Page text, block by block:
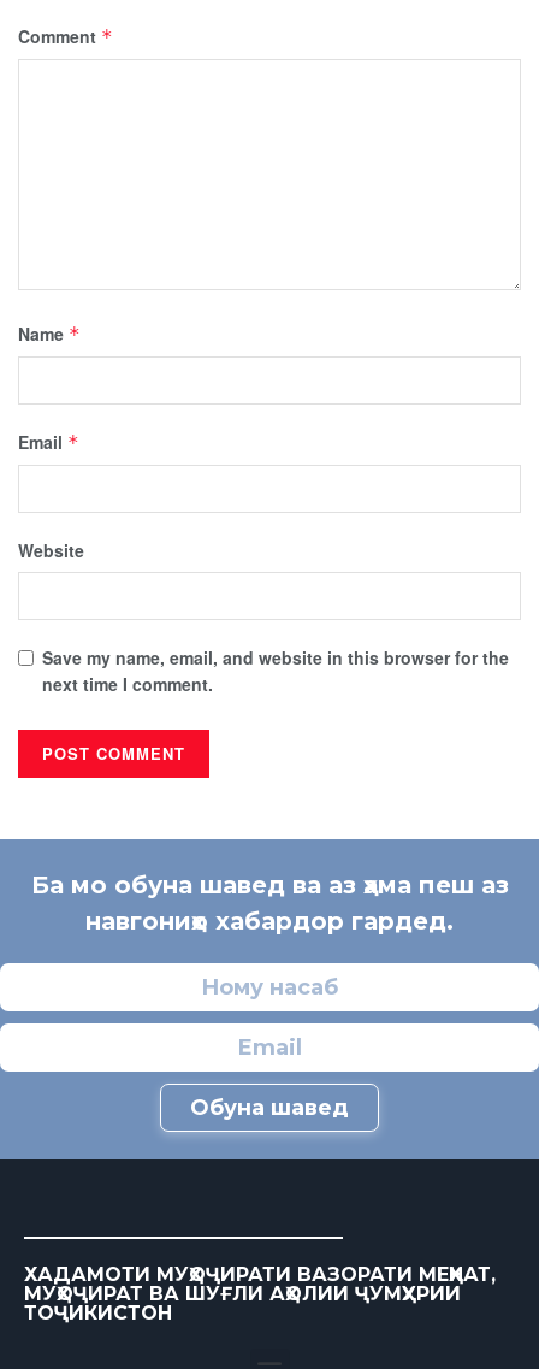
Comment *
Name *
Email *
Website
Save my name, email, and website in this browser for the
next time I comment.
Ба мо обуна шавед ва аз ҳама пеш аз
навгониҳо хабардор гардед.
Обуна шавед
ХАДАМОТИ МУҲОҶИРАТИ ВАЗОРАТИ МЕҲНАТ,
МУҲОҶИРАТ ВА ШУҒЛИ АҲОЛИИ ҶУМҲУРИИ
ТОҶИКИСТОН